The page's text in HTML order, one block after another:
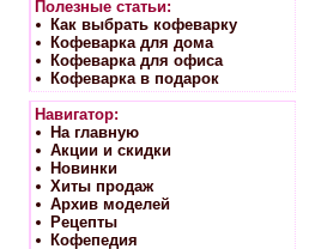
Полезные статьи:
Как выбрать кофеварку
Кофеварка для дома
Кофеварка для офиса
Кофеварка в подарок
Навигатор:
На главную
Акции и скидки
Новинки
Хиты продаж
Архив моделей
Рецепты
Кофепедия